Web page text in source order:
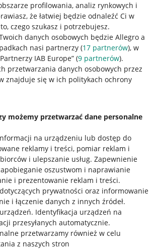
profilowania, analiz rynkowych i
że łatwiej będzie odnaleźć Ci w
czego szukasz i potrzebujesz.
danych osobowych będzie Allegro a
nasi partnerzy (17 partnerów), w
IAB Europe” (9 partnerów).
przetwarzania danych osobowych przez
znajduje się w ich politykach ochrony
możemy przetwarzać dane personalne
na urządzeniu lub dostęp do
reklamy i treści, pomiar reklam i
i ulepszanie usług. Zapewnienie
oszustwom i naprawianie
i prezentowanie reklam i treści.
prywatności oraz informowanie
i łączenie danych z innych źródeł.
. Identyfikacja urządzeń na
przesyłanych automatycznie.
przetwarzamy również w celu
z naszych stron
sprzedających
kupujących
"cookies"